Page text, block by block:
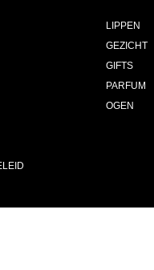
LIPPEN
GEZICHT
GIFTS
PARFUM
OGEN